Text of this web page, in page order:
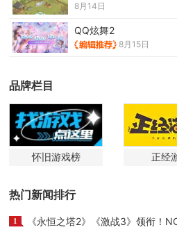
8月14日
QQ炫舞2
8月15日
品牌栏目
怀旧游戏榜 正经
热门新闻排行
1
《永恒之塔2》《激战3》领衔！